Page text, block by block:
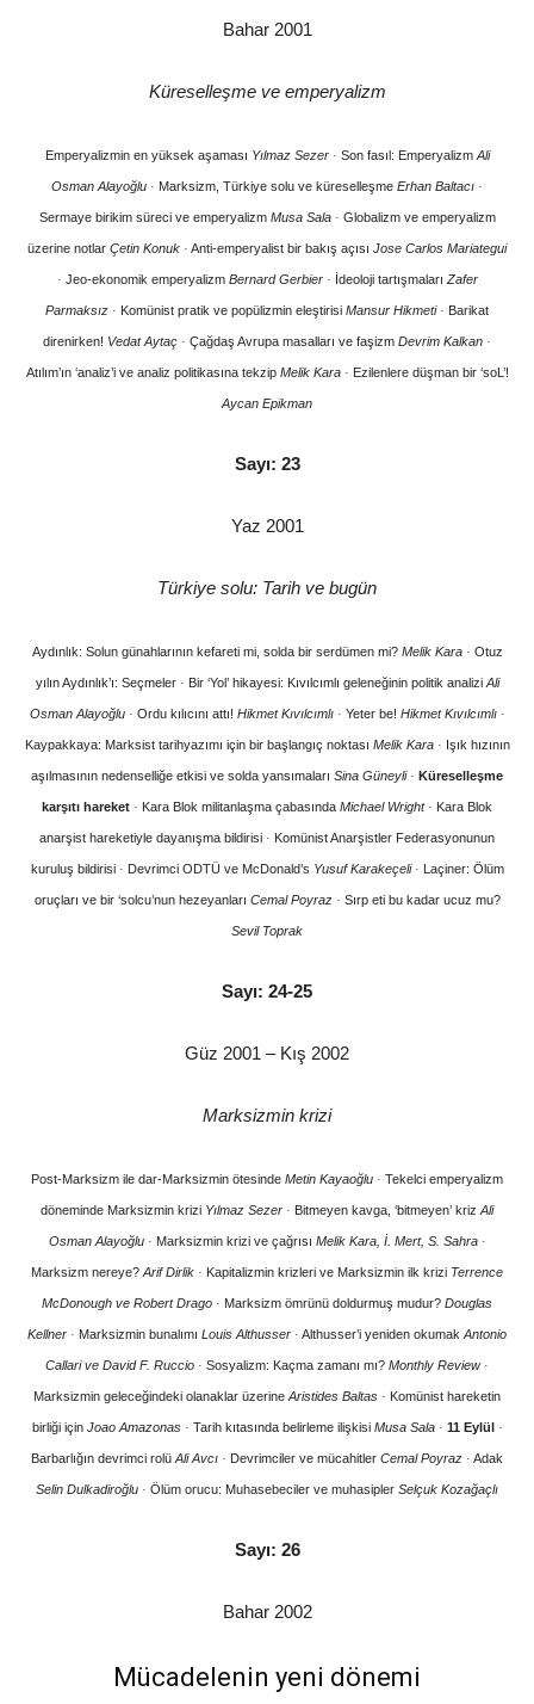
Bahar 2001
Küreselleşme ve emperyalizm
Emperyalizmin en yüksek aşaması Yılmaz Sezer · Son fasıl: Emperyalizm Ali
Osman Alayoğlu · Marksizm, Türkiye solu ve küreselleşme Erhan Baltacı ·
Sermaye birikim süreci ve emperyalizm Musa Sala · Globalizm ve emperyalizm
üzerine notlar Çetin Konuk · Anti-emperyalist bir bakış açısı Jose Carlos Mariategui
· Jeo-ekonomik emperyalizm Bernard Gerbier · İdeoloji tartışmaları Zafer
Parmaksız · Komünist pratik ve popülizmin eleştirisi Mansur Hikmeti · Barikat
direnirken! Vedat Aytaç · Çağdaş Avrupa masalları ve faşizm Devrim Kalkan ·
Atılım’ın ‘analiz’i ve analiz politikasına tekzip Melik Kara · Ezilenlere düşman bir ‘soL’!
Aycan Epikman
Sayı: 23
Yaz 2001
Türkiye solu: Tarih ve bugün
Aydınlık: Solun günahlarının kefareti mi, solda bir serdümen mi? Melik Kara · Otuz
yılın Aydınlık’ı: Seçmeler · Bir ‘Yol’ hikayesi: Kıvılcımlı geleneğinin politik analizi Ali
Osman Alayoğlu · Ordu kılıcını attı! Hikmet Kıvılcımlı · Yeter be! Hikmet Kıvılcımlı ·
Kaypakkaya: Marksist tarihyazımı için bir başlangıç noktası Melik Kara · Işık hızının
aşılmasının nedenselliğe etkisi ve solda yansımaları Sina Güneyli · Küreselleşme
karşıtı hareket · Kara Blok militanlaşma çabasında Michael Wright · Kara Blok
anarşist hareketiyle dayanışma bildirisi · Komünist Anarşistler Federasyonunun
kuruluş bildirisi · Devrimci ODTÜ ve McDonald’s Yusuf Karakeçeli · Laçiner: Ölüm
oruçları ve bir ‘solcu’nun hezeyanları Cemal Poyraz · Sırp eti bu kadar ucuz mu?
Sevil Toprak
Sayı: 24-25
Güz 2001 – Kış 2002
Marksizmin krizi
Post-Marksizm ile dar-Marksizmin ötesinde Metin Kayaoğlu · Tekelci emperyalizm
döneminde Marksizmin krizi Yılmaz Sezer · Bitmeyen kavga, ‘bitmeyen’ kriz Ali
Osman Alayoğlu · Marksizmin krizi ve çağrısı Melik Kara, İ. Mert, S. Sahra ·
Marksizm nereye? Arif Dirlik · Kapitalizmin krizleri ve Marksizmin ilk krizi Terrence
McDonough ve Robert Drago · Marksizm ömrünü doldurmuş mudur? Douglas
Kellner · Marksizmin bunalımı Louis Althusser · Althusser’i yeniden okumak Antonio
Callari ve David F. Ruccio · Sosyalizm: Kaçma zamanı mı? Monthly Review ·
Marksizmin geleceğindeki olanaklar üzerine Aristides Baltas · Komünist hareketin
birliği için Joao Amazonas · Tarih kıtasında belirleme ilişkisi Musa Sala · 11 Eylül ·
Barbarlığın devrimci rolü Ali Avcı · Devrimciler ve mücahitler Cemal Poyraz · Adak
Selin Dulkadiroğlu · Ölüm orucu: Muhasebeciler ve muhasipler Selçuk Kozağaçlı
Sayı: 26
Bahar 2002
Mücadelenin yeni dönemi